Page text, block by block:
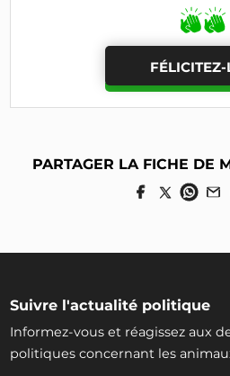
FÉLICITEZ-
PARTAGER LA FICHE DE
Suivre l'actualité politique
Informez-vous et réagissez aux
politiques concernant les